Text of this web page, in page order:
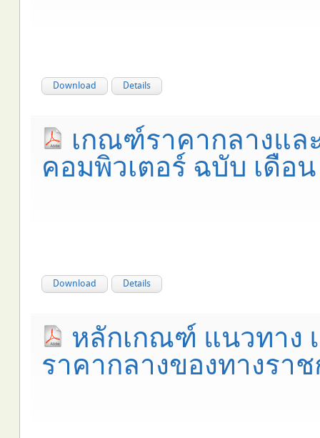
Download Details
เกณฑ์ราคากลางแ
คอมพิวเตอร์ ฉบับ เดือ
Download Details
หลักเกณฑ์ แนวทาง
ราคากลางของทางรา